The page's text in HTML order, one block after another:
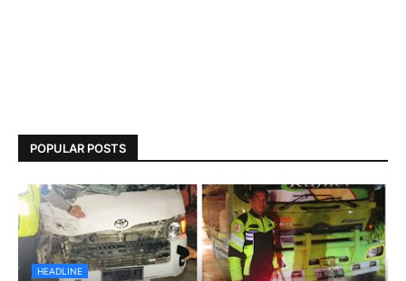
POPULAR POSTS
HEADLINE